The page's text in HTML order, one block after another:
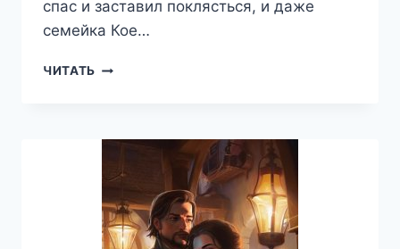
спас и заставил поклясться, и даже
семейка Кое…
ЧИТАТЬ ТЕЛОХРАНИТЕЛЬ
ЕВА